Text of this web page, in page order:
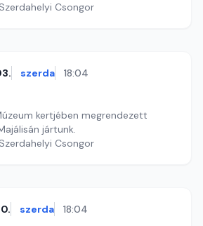
Csongor
szerda 18:04
kertjében megrendezett
jártunk.
Csongor
szerda 18:04